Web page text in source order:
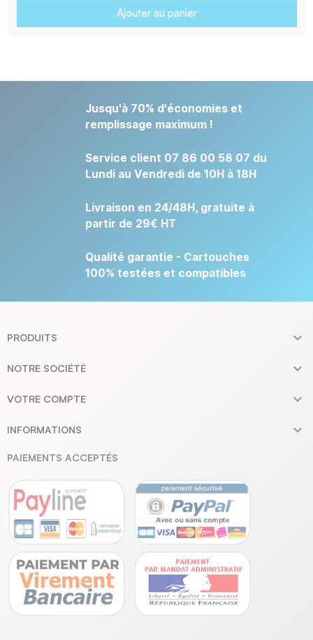
Ajouter au panier
Jusqu'à 70% d'économies et
remplissage maximum !
Service client 07 86 00 58 07 du
Lundi au Vendredi de 10H à 18H
Livraison en 24/48H, gratuite à
partir de 29€ HT
Qualité garantie - Cartouches
100% testées et compatibles
PRODUITS 
NOTRE SOCIÉTÉ 
VOTRE COMPTE 
INFORMATIONS 
PAIEMENTS ACCEPTÉS